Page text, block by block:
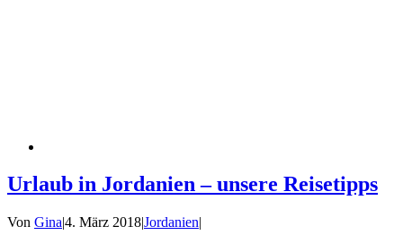
Urlaub in Jordanien – unsere Reisetipps
Von Gina|4. März 2018|Jordanien|